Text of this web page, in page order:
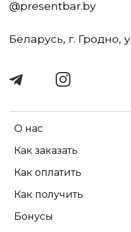
О нас
Как заказать
Как оплатить
Как получить
Бонусы
@presentbar.by
Беларусь, г. Гродно,